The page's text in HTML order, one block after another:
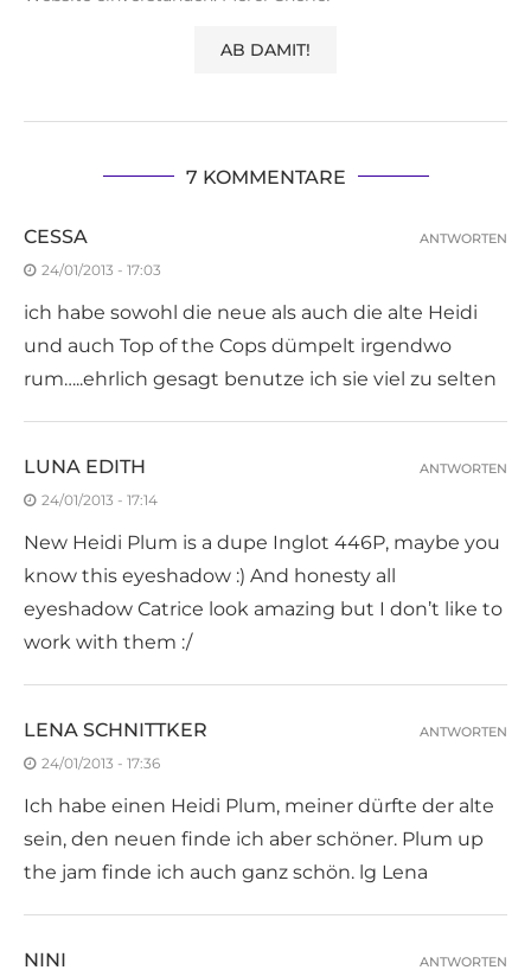
7 KOMMENTARE
CESSA
24/01/2013 - 17:03
ich habe sowohl die neue als auch die alte Heidi
und auch Top of the Cops dümpelt irgendwo
rum…..ehrlich gesagt benutze ich sie viel zu selten
ANTWORTEN
LUNA EDITH
24/01/2013 - 17:14
New Heidi Plum is a dupe Inglot 446P, maybe you
know this eyeshadow :) And honesty all
eyeshadow Catrice look amazing but I don’t like to
work with them :/
ANTWORTEN
LENA SCHNITTKER
24/01/2013 - 17:36
Ich habe einen Heidi Plum, meiner dürfte der alte
sein, den neuen finde ich aber schöner. Plum up
the jam finde ich auch ganz schön. lg Lena
ANTWORTEN
NINI ANTWORTEN